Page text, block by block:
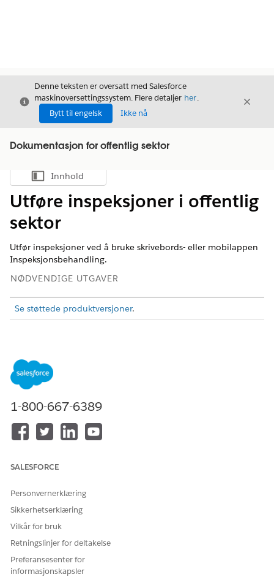
Avslutt
Denne teksten er oversatt med Salesforce
maskinoversettingssystem. Flere detaljer her.
Bytt til engelsk
Ikke nå
Avslutt
Dokumentasjon for offentlig sektor
Vis innholdsfortegnelse
Innhold
Utføre inspeksjoner i offentlig
sektor
Utfør inspeksjoner ved å bruke skrivebords- eller mobilappen
Inspeksjonsbehandling.
NØDVENDIGE UTGAVER
Se støttede produktversjoner.
(tidligere Løsninger for offentlig sektor) på en mobilenhet
til å utføre et inspeksjonsbesøk.
Utføre en inspeksjon ved bruk av skrivebordsappen
Bruk appen Inspeksjonsbehandling for Offentlig sektor
utføre et inspeksjonsbesøk.
Opprett håndhevingshandlinger, som et sitat om feil å vise
1-800-667-6389
SALESFORCE
Personvernerklæring
Sikkerhetserklæring
Vilkår for bruk
Retningslinjer for deltakelse
Preferansesenter for
informasjonskapsler